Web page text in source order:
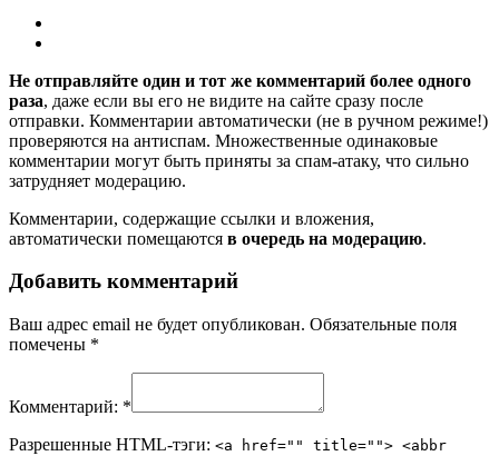
Не отправляйте один и тот же комментарий более одного
раза, даже если вы его не видите на сайте сразу после
отправки. Комментарии автоматически (не в ручном режиме!)
проверяются на антиспам. Множественные одинаковые
комментарии могут быть приняты за спам-атаку, что сильно
затрудняет модерацию.
Комментарии, содержащие ссылки и вложения,
автоматически помещаются в очередь на модерацию.
Добавить комментарий
Ваш адрес email не будет опубликован. Обязательные поля
помечены *
Комментарий: *
Разрешенные HTML-тэги: <a href="" title=""> <abbr